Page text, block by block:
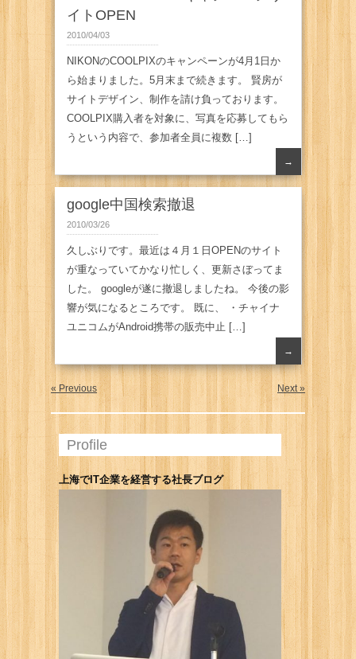
イトOPEN
2010/04/03
NIKONのCOOLPIXのキャンペーンが4月1日か
ら始まりました。5月末まで続きます。 賢房が
サイトデザイン、制作を請け負っております。
COOLPIX購入者を対象に、写真を応募してもら
うという内容で、参加者全員に複数 […]
→
google中国検索撤退
2010/03/26
久しぶりです。最近は４月１日OPENのサイト
が重なっていてかなり忙しく、更新さぼってま
した。 googleが遂に撤退しましたね。 今後の影
響が気になるところです。 既に、 ・チャイナ
ユニコムがAndroid携帯の販売中止 […]
→
« Previous Next »
Profile
上海でIT企業を経営する社長ブログ